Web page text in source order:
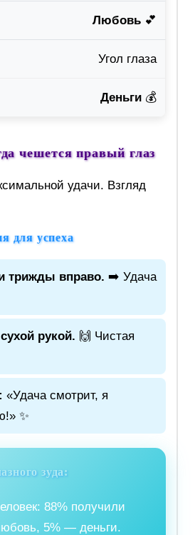
Любовь💕
Угол глаза
Деньги💰
чешется правый глаз
удачи. Взгляд
для успеха
трижды вправо. ➡️ Удача
рукой. 🙌 Чистая
«Удача смотрит, я
✨
зуда:
88% получили
5% — деньги.